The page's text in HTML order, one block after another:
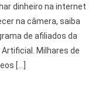
dinheiro na internet
na câmera, saiba
de afiliados da
Milhares de
[…]